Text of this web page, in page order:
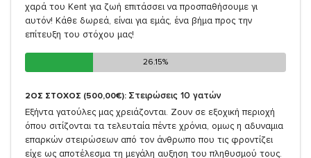
χαρά του Kent για ζωή επιτάσσει να προσπαθήσουμε γι
αυτόν! Κάθε δωρεά, είναι για εμάς, ένα βήμα προς την
επίτευξη του στόχου μας!
26.15%
26.15%
2ΟΣ ΣΤΟΧΟΣ (500,00€): Στειρώσεις 10 γατών
Εξήντα γατούλες μας χρειάζονται. Ζουν σε εξοχική περιοχή
όπου σιτίζονται τα τελευταία πέντε χρόνια, ομως η αδυναμια
επαρκών στειρώσεων από τον άνθρωπο που τις φροντίζει
είχε ως αποτέλεσμα τη μεγάλη αυξηση του πληθυσμού τους.